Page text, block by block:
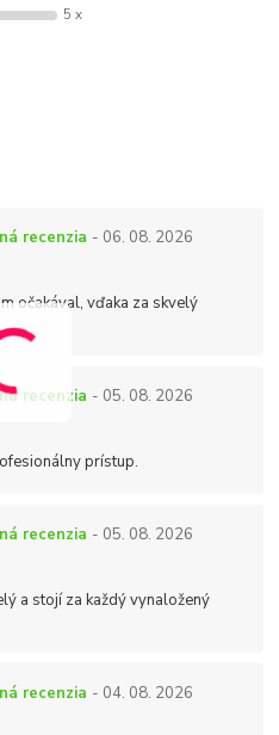
5 x
recenzia - 06. 08. 2026
očakával, vďaka za skvelý
recenzia - 05. 08. 2026
prístup.
recenzia - 05. 08. 2026
a stojí za každý vynaložený
recenzia - 04. 08. 2026